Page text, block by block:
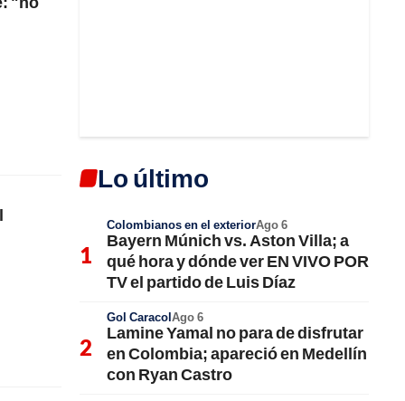
Lo último
Colombianos en el exteriorAgo 6
Bayern Múnich vs. Aston Villa; a
qué hora y dónde ver EN VIVO POR
TV el partido de Luis Díaz
Gol CaracolAgo 6
Lamine Yamal no para de disfrutar
en Colombia; apareció en Medellín
con Ryan Castro